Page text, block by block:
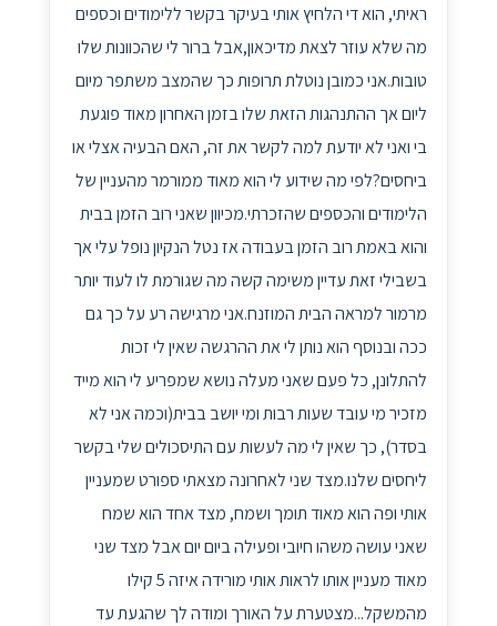
ראיתי, הוא די הלחיץ אותי בעיקר בקשר ללימודים וכספים
מה שלא עוזר לצאת מדיכאון,אבל ברור לי שהכוונות שלו
טובות.אני כמובן נוטלת תרופות כך שהמצב משתפר מיום
ליום אך ההתנהגות הזאת שלו בזמן האחרון מאוד פוגעת
בי ואני לא יודעת למה לקשר את זה, האם הבעיה אצלי או
ביחסים?לפי מה שידוע לי הוא מאוד ממורמר מהעניין של
הלימודים והכספים שהזכרתי.מכיוון שאני רוב הזמן בבית
והוא באמת רוב הזמן בעבודה אז נטל הנקיון נופל עלי אך
בשבילי זאת עדיין משימה קשה מה שגורמת לו לעוד יותר
מרמור למראה הבית המוזנח.אני מרגישה רע על כך גם
ככה ובנוסף הוא נותן לי את ההרגשה שאין לי זכות
להתלונן, כל פעם שאני מעלה נושא שמפריע לי הוא מייד
מזכיר מי עובד שעות רבות ומי יושב בבית(וכמה אני לא
בסדר), כך שאין לי מה לעשות עם התיסכולים שלי בקשר
ליחסים שלנו.מצד שני לאחרונה מצאתי ספורט שמעניין
אותי ופה הוא מאוד תומך ושמח, מצד אחד הוא שמח
שאני עושה משהו חיובי ופעילה ביום יום אבל מצד שני
מאוד מעניין אותו לראות אותי מורידה איזה 5 קילו
מהמשקל...מצטערת על האורך ומודה לך שהגעת עד